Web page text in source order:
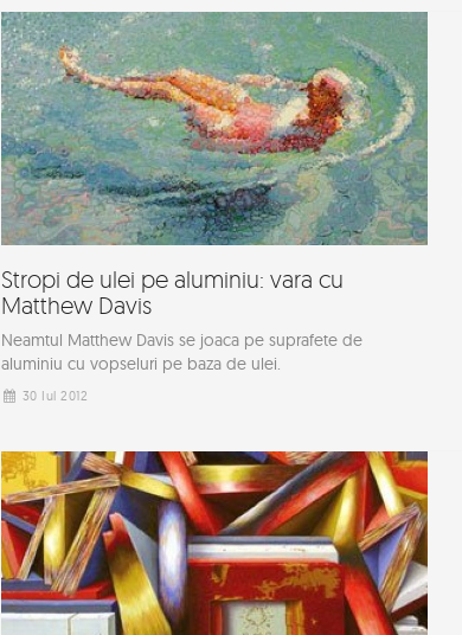
Stropi de ulei pe aluminiu: vara cu
Matthew Davis
Neamtul Matthew Davis se joaca pe suprafete de
aluminiu cu vopseluri pe baza de ulei.
30 Iul 2012